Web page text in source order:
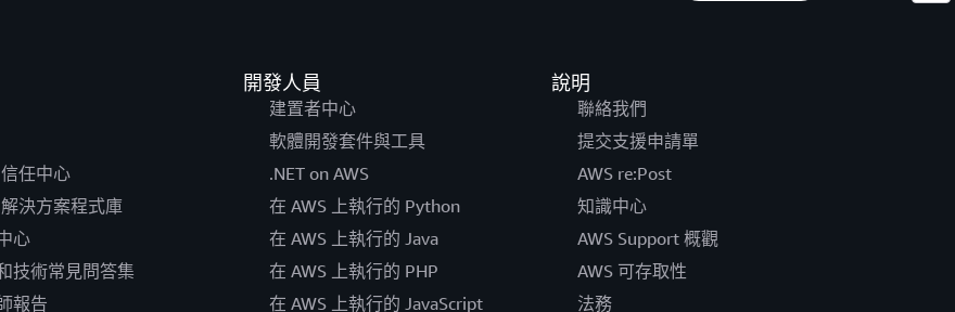
任中心
決方案程式庫
心
技術常見問答集
報告
開發人員
建置者中心
軟體開發套件與工具
.NET on AWS
在 AWS 上執行的 Python
在 AWS 上執行的 Java
在 AWS 上執行的 PHP
在 AWS 上執行的 JavaScript
說明
聯絡我們
提交支援申請單
AWS re:Post
知識中心
AWS Support 概觀
AWS 可存取性
法務